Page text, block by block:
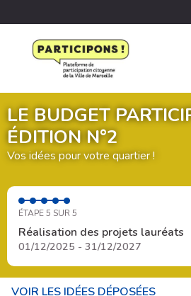
LE BUDGET
ÉDITION N°2
Vos idées pour votre quartier !
ÉTAPE 5 SUR 5
Réalisation des projets lauréats
01/12/2025 - 31/12/2027
VOIR LES IDÉES DÉPOSÉES